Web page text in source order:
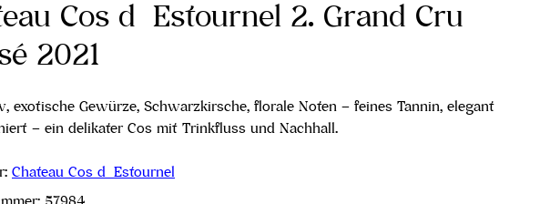
Cos d´Estournel 2. Grand Cru
2021
exotische Gewürze, Schwarzkirsche, florale Noten – feines Tannin, elegant
– ein delikater Cos mit Trinkfluss und Nachhall.
Chateau Cos d´Estournel
57984